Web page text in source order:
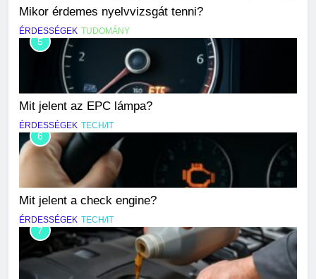
Mikor érdemes nyelvvizsgát tenni?
ÉRDESSÉGEK TUDOMÁNY
5
Mit jelent az EPC lámpa?
ÉRDESSÉGEK TECH/IT
6
Mit jelent a check engine?
ÉRDESSÉGEK TECH/IT
7